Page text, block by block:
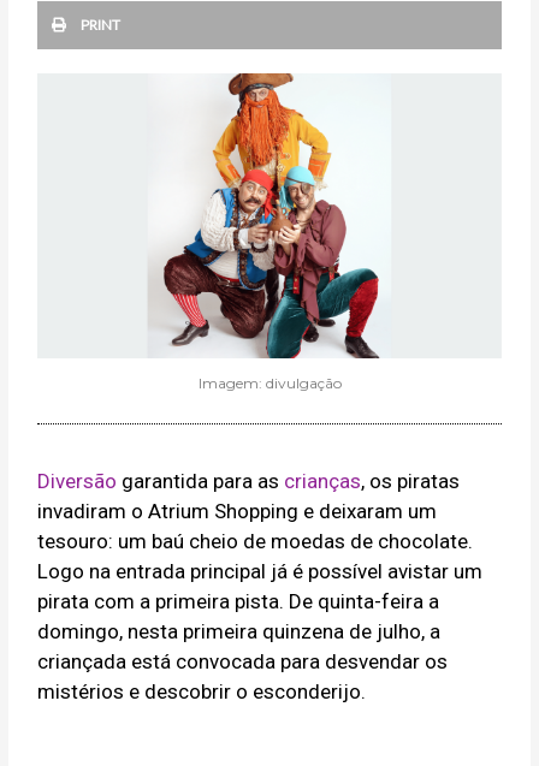
PRINT
Imagem: divulgação
Diversão garantida para as crianças, os piratas
invadiram o Atrium Shopping e deixaram um
tesouro: um baú cheio de moedas de chocolate.
Logo na entrada principal já é possível avistar um
pirata com a primeira pista. De quinta-feira a
domingo, nesta primeira quinzena de julho, a
criançada está convocada para desvendar os
mistérios e descobrir o esconderijo.